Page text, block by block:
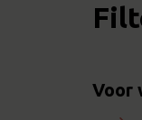
Voor